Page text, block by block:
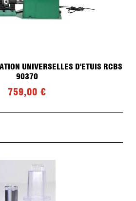
UNIVERSELLES D'ETUIS RCBS
90370
759,00 €